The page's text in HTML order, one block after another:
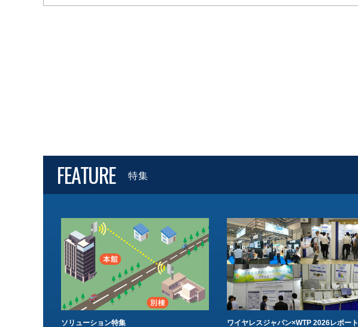
FEATURE 特集
ソリューション特集 ワイヤレスジャパン×WTP 2026レポート